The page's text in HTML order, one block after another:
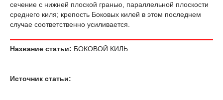
сечение с нижней плоской гранью, параллельной плоскости
среднего киля; крепость Боковых килей в этом последнем
случае соответственно усиливается.
Название статьи: БОКОВОЙ КИЛЬ
Источник статьи: